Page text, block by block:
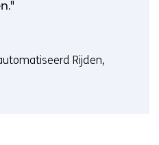
Rijden,